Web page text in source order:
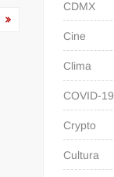
CDMX
Cine
Clima
COVID-19
Crypto
Cultura